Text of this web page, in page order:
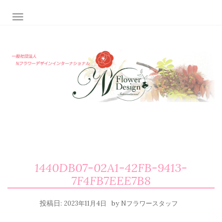
ナビゲーション切り替え
1440DB07-02A1-42FB-9413-
7F4FB7EEE7B8
投稿日: 2023年11月4日 by Nフラワースタッフ